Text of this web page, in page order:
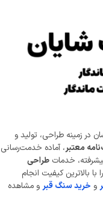
در زمینه طراحی، تولید و
معتبر، آماده خدمت‌رسانی
خدماتطراحی
کیفیت انجام
خرید سنگ قبرو مشاهده